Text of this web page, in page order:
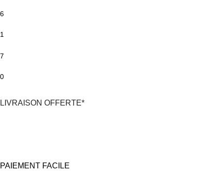
6
1
7
0
LIVRAISON OFFERTE*
PAIEMENT FACILE